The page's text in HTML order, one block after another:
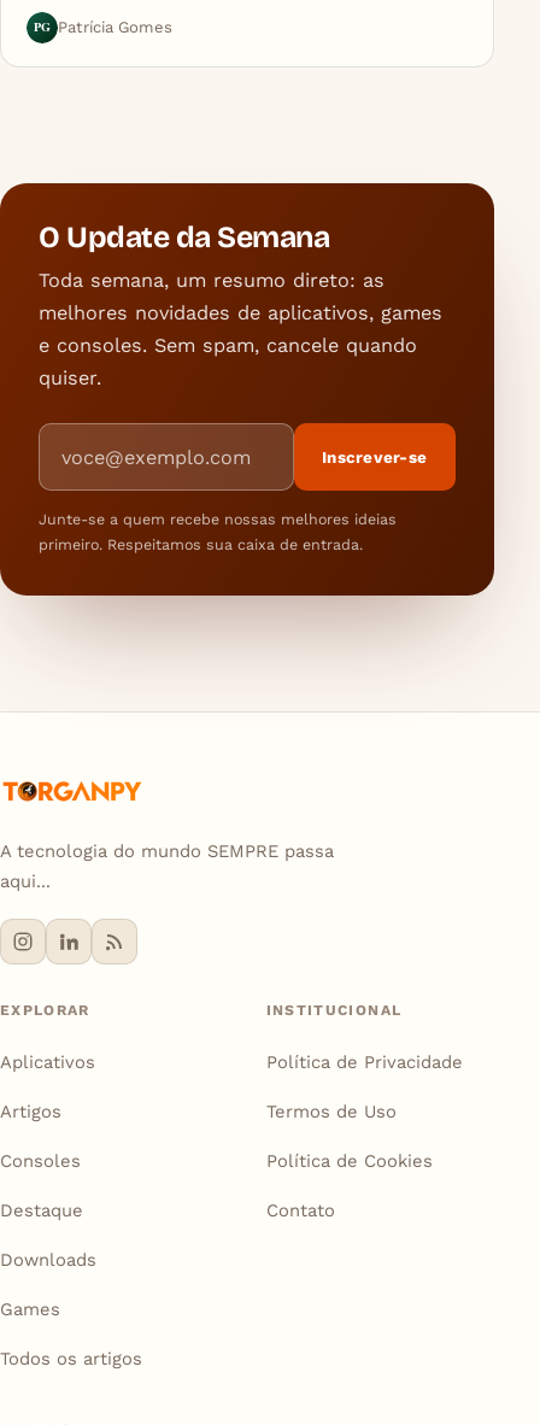
PG Patrícia Gomes
O Update da Semana
Toda semana, um resumo direto: as
melhores novidades de aplicativos, games
e consoles. Sem spam, cancele quando
quiser.
Endereço de e-mail
Inscrever-se
Junte-se a quem recebe nossas melhores ideias
primeiro. Respeitamos sua caixa de entrada.
A tecnologia do mundo SEMPRE passa
aqui...
EXPLORAR
Aplicativos
Artigos
Consoles
Destaque
Downloads
Games
Todos os artigos
INSTITUCIONAL
Política de Privacidade
Termos de Uso
Política de Cookies
Contato